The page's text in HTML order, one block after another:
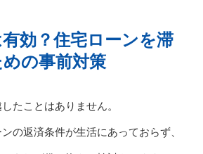
効？住宅ローンを滞
の事前対策
たことはありません。
の返済条件が生活にあっておらず、